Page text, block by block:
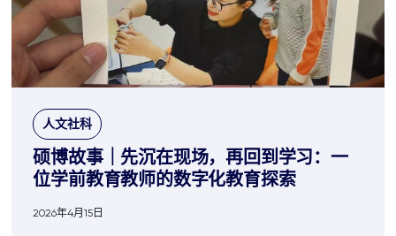
人文社科
硕博故事｜先沉在现场，再回到学习：一
位学前教育教师的数字化教育探索
2026年4月15日